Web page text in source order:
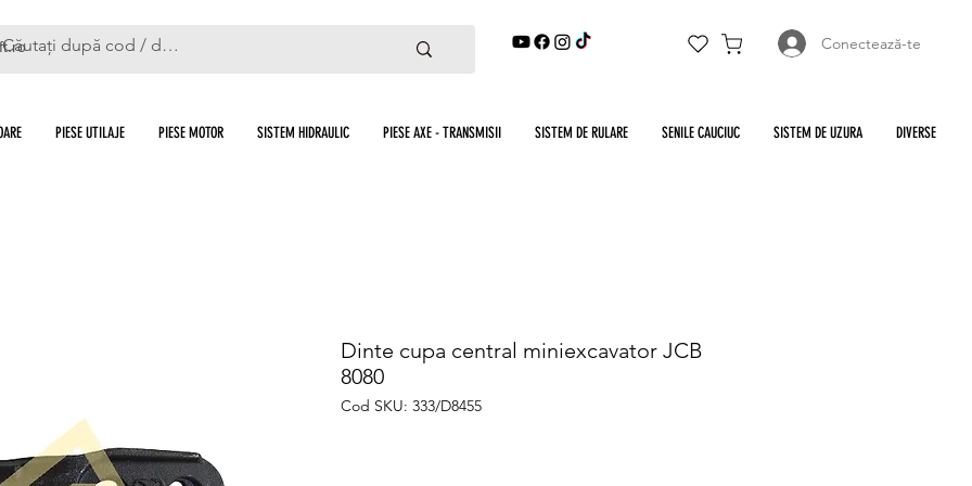
Conectează-te
PIESE UTILAJE PIESE MOTOR SISTEM HIDRAULIC PIESE AXE - TRANSMISII SISTEM DE RULARE SENILE CAUCIUC SISTEM DE UZURA DIVERSE
Dinte cupa central miniexcavator JCB
8080
Cod SKU: 333/D8455